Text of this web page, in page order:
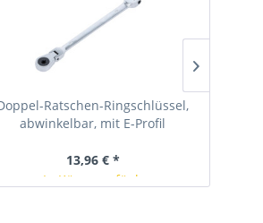
Ratschen-Ringschlüssel,
abwinkelbar, mit E-Profil
13,96 € *
In Kürze verfügbar